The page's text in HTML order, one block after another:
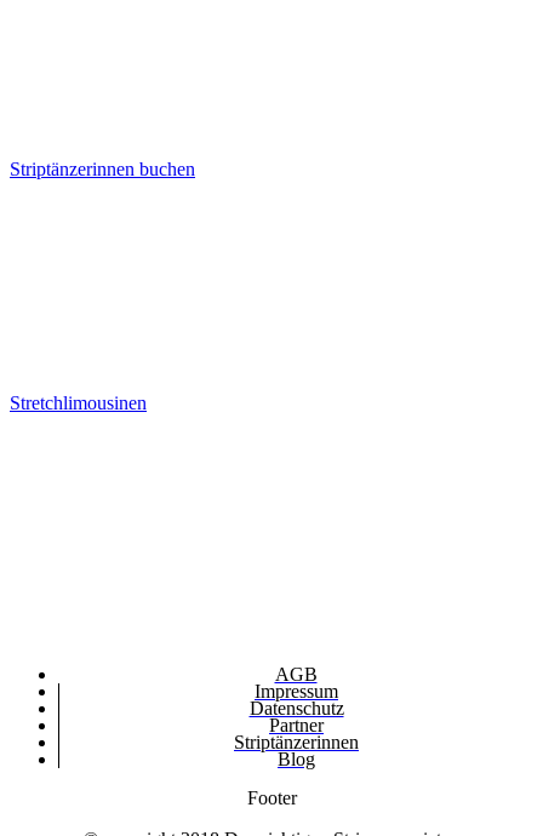
Striptänzerinnen buchen
Stretchlimousinen
AGB
Impressum
Datenschutz
Partner
Striptänzerinnen
Blog
Footer